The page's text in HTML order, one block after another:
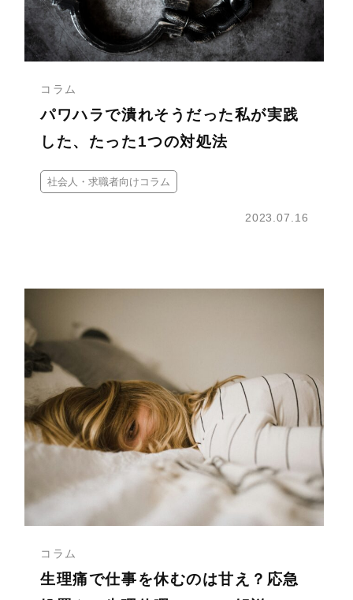
コラム
パワハラで潰れそうだった私が実践
した、たった1つの対処法
社会人・求職者向けコラム
2023.07.16
コラム
生理痛で仕事を休むのは甘え？応急